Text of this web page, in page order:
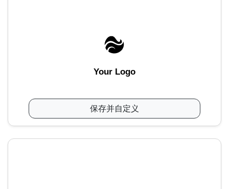
Your Logo
保存并自定义